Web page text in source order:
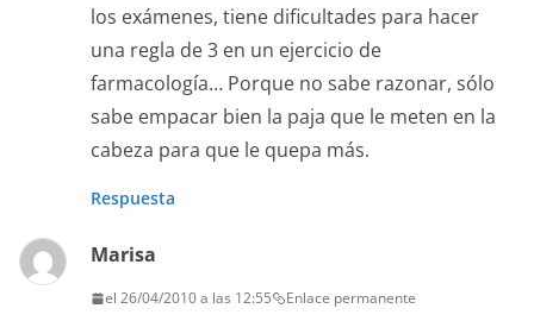
los exámenes, tiene dificultades para hacer
una regla de 3 en un ejercicio de
farmacología… Porque no sabe razonar, sólo
sabe empacar bien la paja que le meten en la
cabeza para que le quepa más.
Respuesta
Marisa
el 26/04/2010 a las 12:55 Enlace permanente